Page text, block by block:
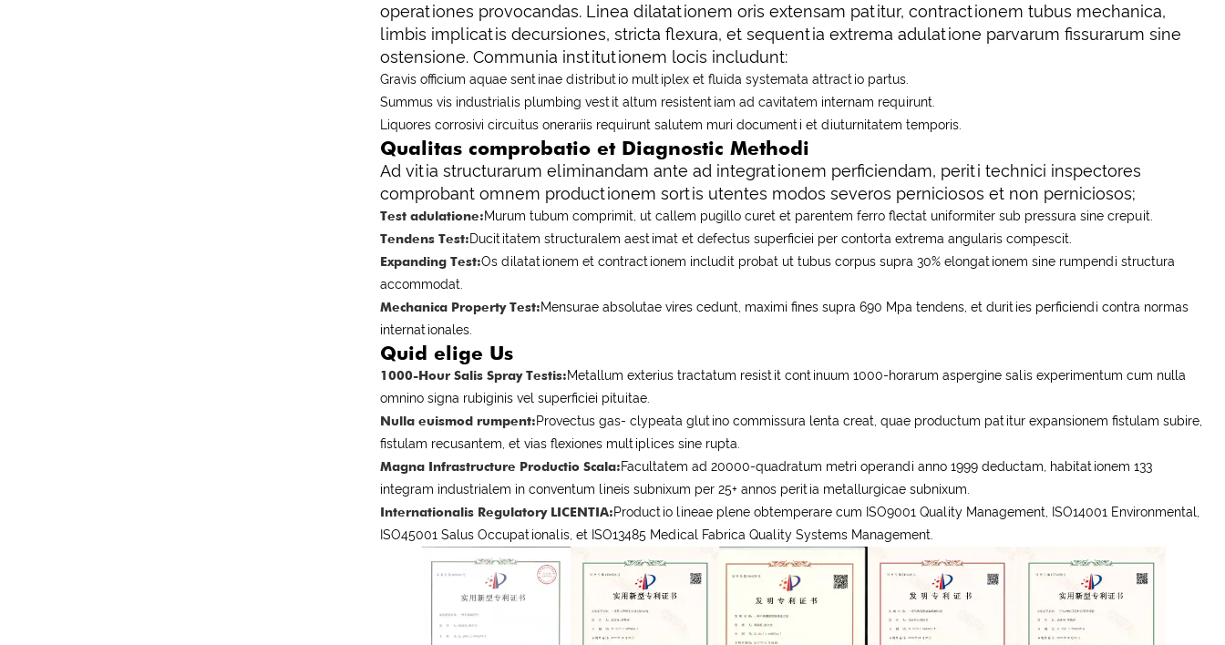
operationes provocandas. Linea dilatationem oris extensam patitur, contractionem tubus mechanica,
limbis implicatis decursiones, stricta flexura, et sequentia extrema adulatione parvarum fissurarum sine
ostensione. Communia institutionem locis includunt:
Gravis officium aquae sentinae distributio multiplex et fluida systemata attractio partus.
Summus vis industrialis plumbing vestit altum resistentiam ad cavitatem internam requirunt.
Liquores corrosivi circuitus onerariis requirunt salutem muri documenti et diuturnitatem temporis.
Qualitas comprobatio et Diagnostic Methodi
Ad vitia structurarum eliminandam ante ad integrationem perficiendam, periti technici inspectores
comprobant omnem productionem sortis utentes modos severos perniciosos et non perniciosos;
Test adulatione:Murum tubum comprimit, ut callem pugillo curet et parentem ferro flectat uniformiter sub pressura sine crepuit.
Tendens Test:Ducititatem structuralem aestimat et defectus superficiei per contorta extrema angularis compescit.
Expanding Test:Os dilatationem et contractionem includit probat ut tubus corpus supra 30% elongationem sine rumpendi structura
accommodat.
Mechanica Property Test:Mensurae absolutae vires cedunt, maximi fines supra 690 Mpa tendens, et durities perficiendi contra normas
internationales.
Quid elige Us
1000-Hour Salis Spray Testis:Metallum exterius tractatum resistit continuum 1000-horarum aspergine salis experimentum cum nulla
omnino signa rubiginis vel superficiei pituitae.
Nulla euismod rumpent:Provectus gas- clypeata glutino commissura lenta creat, quae productum patitur expansionem fistulam subire,
fistulam recusantem, et vias flexiones multiplices sine rupta.
Magna Infrastructure Productio Scala:Facultatem ad 20000-quadratum metri operandi anno 1999 deductam, habitationem 133
integram industrialem in conventum lineis subnixum per 25+ annos peritia metallurgicae subnixum.
Internationalis Regulatory LICENTIA:Productio lineae plene obtemperare cum ISO9001 Quality Management, ISO14001 Environmental,
ISO45001 Salus Occupationalis, et ISO13485 Medical Fabrica Quality Systems Management.